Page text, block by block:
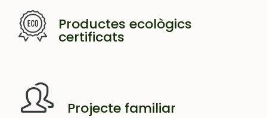
Productes ecològics
certificats
Projecte familiar